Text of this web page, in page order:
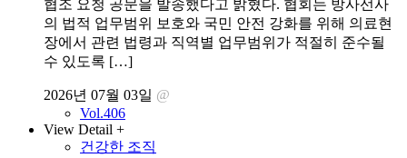
협조 요청 공문을 발송했다고 밝혔다. 협회는 방사선사
의 법적 업무범위 보호와 국민 안전 강화를 위해 의료현
장에서 관련 법령과 직역별 업무범위가 적절히 준수될
수 있도록 […]
2026년 07월 03일 @
Vol.406
View Detail +
건강한 조직